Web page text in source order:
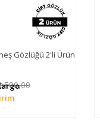
Gözlüğü 2'li Ürün
₺500,00